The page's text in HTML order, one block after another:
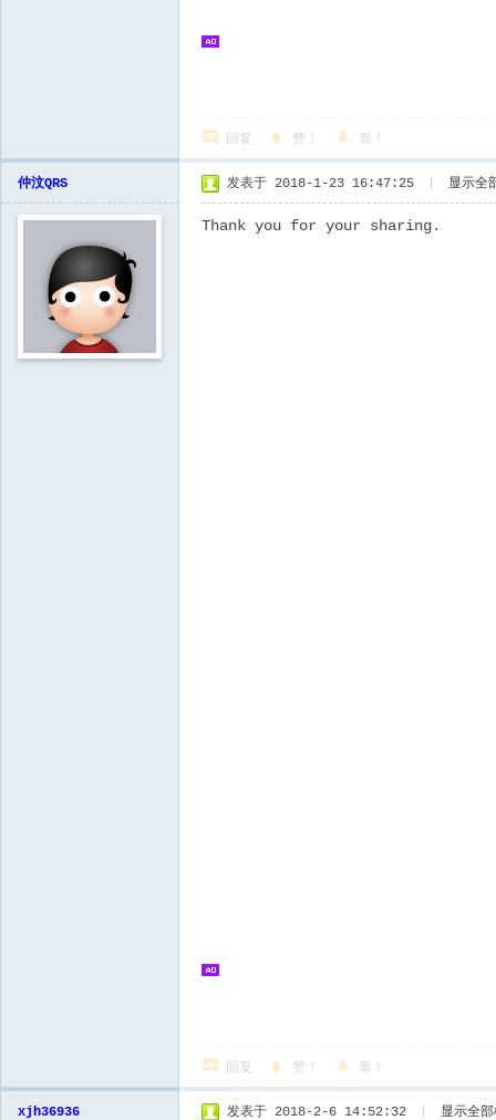
回复 赞！ 靠！
仲汶QRS 发表于 2018-1-23 16:47:25 显示全
Thank you for your sharing.
回复 赞！ 靠！
xjh36936 发表于 2018-2-6 14:52:32 显示全